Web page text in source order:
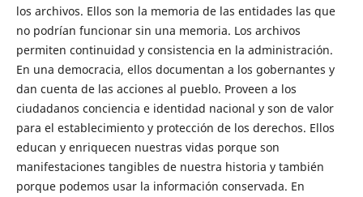
los archivos. Ellos son la memoria de las entidades las que
no podrían funcionar sin una memoria. Los archivos
permiten continuidad y consistencia en la administración.
En una democracia, ellos documentan a los gobernantes y
dan cuenta de las acciones al pueblo. Proveen a los
ciudadanos conciencia e identidad nacional y son de valor
para el establecimiento y protección de los derechos. Ellos
educan y enriquecen nuestras vidas porque son
manifestaciones tangibles de nuestra historia y también
porque podemos usar la información conservada. En